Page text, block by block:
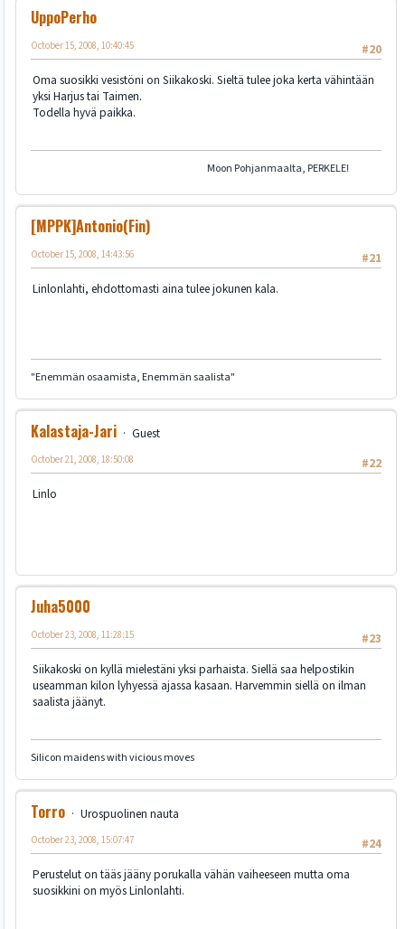
UppoPerho
#20
October 15, 2008, 10:40:45
Oma suosikki vesistöni on Siikakoski. Sieltä tulee joka kerta vähintään
yksi Harjus tai Taimen.
Todella hyvä paikka.
Moon Pohjanmaalta, PERKELE!
[MPPK]Antonio(Fin)
#21
October 15, 2008, 14:43:56
Linlonlahti, ehdottomasti aina tulee jokunen kala.
"Enemmän osaamista, Enemmän saalista"
Kalastaja-Jari
Guest
#22
October 21, 2008, 18:50:08
Linlo
Juha5000
#23
October 23, 2008, 11:28:15
Siikakoski on kyllä mielestäni yksi parhaista. Siellä saa helpostikin
useamman kilon lyhyessä ajassa kasaan. Harvemmin siellä on ilman
saalista jäänyt.
Silicon maidens with vicious moves
Torro
Urospuolinen nauta
#24
October 23, 2008, 15:07:47
Perustelut on tääs jääny porukalla vähän vaiheeseen mutta oma
suosikkini on myös Linlonlahti.